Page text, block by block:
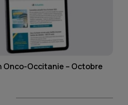
Onco-Occitanie – Octobre